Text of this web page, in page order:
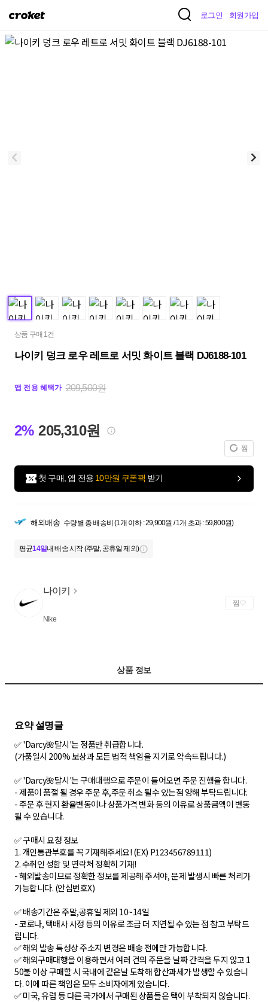
크
켓
로그인 회원가입
상품 구매 1건
나이키 덩크 로우 레트로 서밋 화이트 블랙 DJ6188-101
앱 전용 혜택가 209,500원
2% 205,310원
찜
첫 구매, 앱 전용 10만원 쿠폰팩 받기
해외배송 수량별 총 배송비 (1개 이하 : 29,900원 / 1개 초과 : 59,800원)
평균14일내 배송 시작 (주말, 공휴일 제외)
나이키
Nike
찜
상품 정보
요약 설명글
✅ 'Darcy🌺달시'는 정품만 취급합니다.
(가품일시 200% 보상과 모든 법적 책임을 지기로 약속드립니다.)
✅ 'Darcy🌺달시'는 구매대행으로 주문이 들어오면 주문 진행을 합니다.
- 제품이 품절 될 경우 주문 후,주문 취소 될수 있는점 양해 부탁드립니다.
- 주문 후 현지 환율변동이나 상품가격 변화 등의 이유로 상품금액이 변동
될 수 있습니다.
✅ 구매시 요청 정보
1. 개인통관부호를 꼭 기재해주세요! (EX) P123456789111)
2. 수취인 성함 및 연락처 정확히 기재!
- 해외발송이므로 정확한 정보를 제공해 주셔야, 문제 발생시 빠른 처리가
가능합니다. (안심번호X)
✅ 배송기간은 주말,공휴일 제외 10~14일
- 코로나, 택배사 사정 등의 이유로 조금 더 지연될 수 있는 점 참고 부탁드
립니다.
✅ 해외 발송 특성상 주소지 변경은 배송 전에만 가능합니다.
✅ 해외구매대행을 이용하면서 여러 건의 주문을 날짜 간격을 두지 않고 1
50불 이상 구매할 시 국내에 같은날 도착해 합산과세가 발생할 수 있습니
다. 이에 따른 책임은 모두 소비자에게 있습니다.
✅ 미국, 유럽 등 다른 국가에서 구매된 상품들은 택이 부착되지 않습니다.